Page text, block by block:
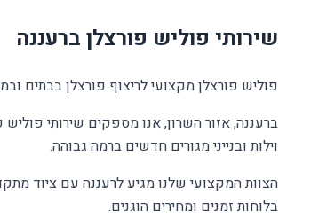
שירותי פוליש פורצלן ברעננה
פוליש פורצלן מקצועי לריצוף פורצלן בבתים
ברעננה, אזור השרון, אנו מספקים שירותי
וילות ובנייני מגורים חדשים ברמה גבוהה.
הצוות המקצועי שלנו מגיע לרעננה עם ציוד
בלוחות זמנים ומחירים הוגנים.